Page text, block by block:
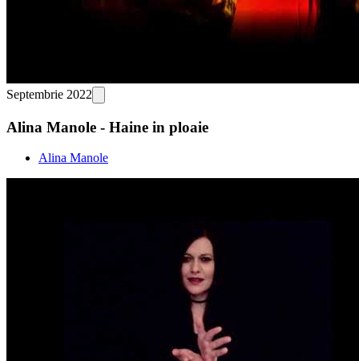
Septembrie 2022
Alina Manole - Haine in ploaie
Alina Manole